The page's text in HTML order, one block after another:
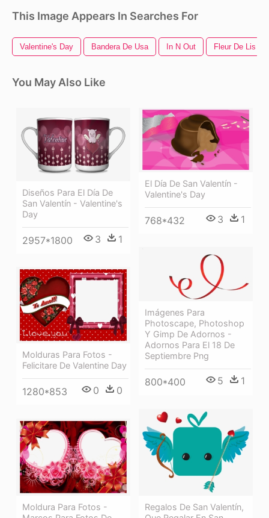
This Image Appears In Searches For
Valentine's Day Bandera De Usa In N Out Fleur De Lis
You May Also Like
Diseños Para El Día De
San Valentín - Valentine's
Day
2957*1800 3 1
El Día De San Valentín -
Valentine's Day
768*432 3 1
Imágenes Para
Photoscape, Photoshop
Y Gimp De Adornos -
Adornos Para El 18 De
Septiembre Png
800*400 5 1
Molduras Para Fotos -
Felicitare De Valentine Day
1280*853 0 0
Regalos De San Valentín,
Moldura Para Fotos -